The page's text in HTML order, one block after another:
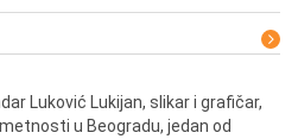
Luković Lukijan, slikar i grafičar,
u Beogradu, jedan od